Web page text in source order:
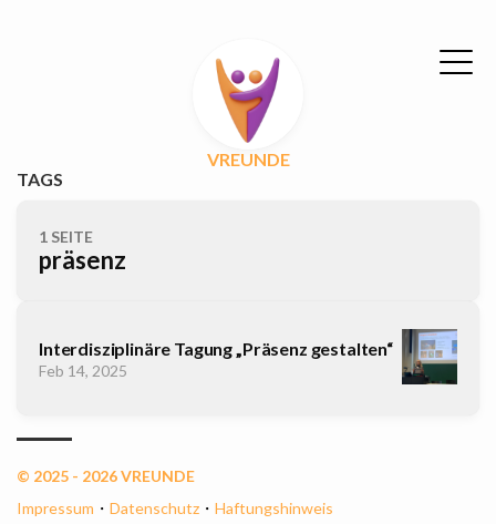
VREUNDE
TAGS
1 SEITE
präsenz
Interdisziplinäre Tagung „Präsenz gestalten“
Feb 14, 2025
© 2025 - 2026 VREUNDE
Impressum ・ Datenschutz ・ Haftungshinweis